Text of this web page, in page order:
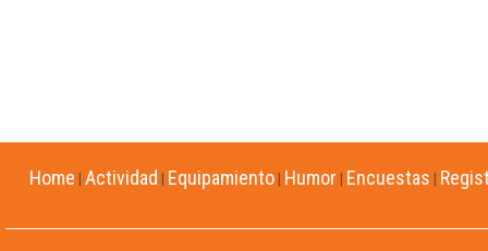
Home Actividad Equipamiento Humor Encuestas